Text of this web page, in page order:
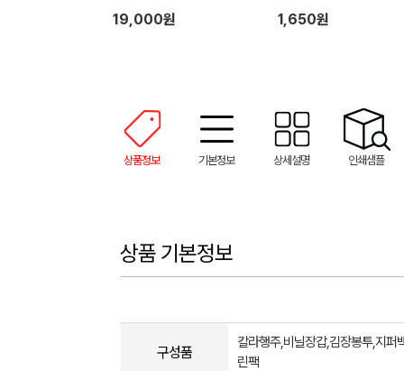
19,000원 1,650원
상품정보 기본정보 상세설명 인쇄샘플
상품 기본정보
구성품
칼라행주,비닐장갑,김장봉투,지퍼
린팩